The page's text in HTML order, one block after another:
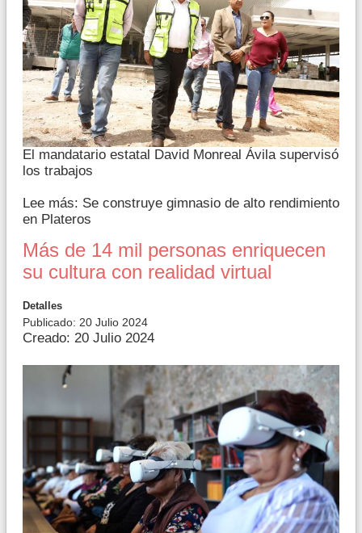
El mandatario estatal David Monreal Ávila supervisó
los trabajos
Lee más: Se construye gimnasio de alto rendimiento
en Plateros
Más de 14 mil personas enriquecen
su cultura con realidad virtual
Detalles
Publicado: 20 Julio 2024
Creado: 20 Julio 2024